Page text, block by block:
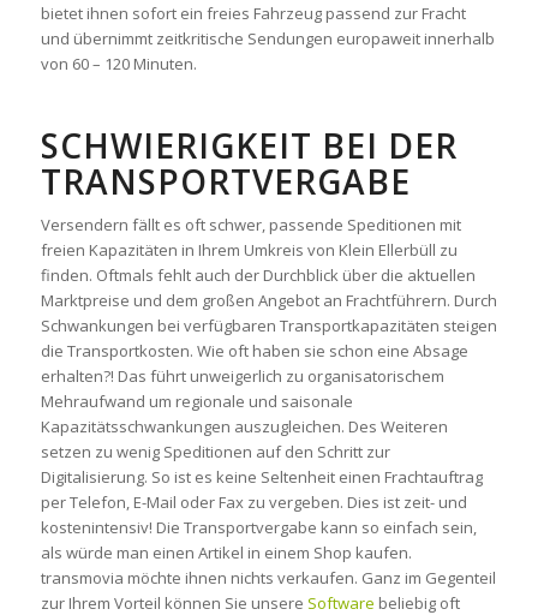
bietet ihnen sofort ein freies Fahrzeug passend zur Fracht
und übernimmt zeitkritische Sendungen europaweit innerhalb
von 60 – 120 Minuten.
SCHWIERIGKEIT BEI DER
TRANSPORTVERGABE
Versendern fällt es oft schwer, passende Speditionen mit
freien Kapazitäten in Ihrem Umkreis von Klein Ellerbüll zu
finden. Oftmals fehlt auch der Durchblick über die aktuellen
Marktpreise und dem großen Angebot an Frachtführern. Durch
Schwankungen bei verfügbaren Transportkapazitäten steigen
die Transportkosten. Wie oft haben sie schon eine Absage
erhalten?! Das führt unweigerlich zu organisatorischem
Mehraufwand um regionale und saisonale
Kapazitätsschwankungen auszugleichen. Des Weiteren
setzen zu wenig Speditionen auf den Schritt zur
Digitalisierung. So ist es keine Seltenheit einen Frachtauftrag
per Telefon, E-Mail oder Fax zu vergeben. Dies ist zeit- und
kostenintensiv! Die Transportvergabe kann so einfach sein,
als würde man einen Artikel in einem Shop kaufen.
transmovia möchte ihnen nichts verkaufen. Ganz im Gegenteil
zur Ihrem Vorteil können Sie unsere Software beliebig oft